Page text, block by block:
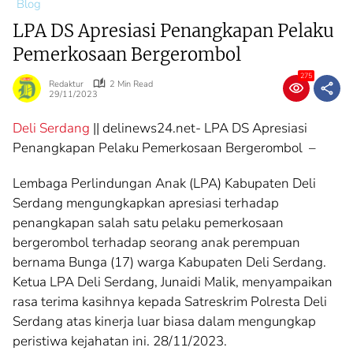
Blog
LPA DS Apresiasi Penangkapan Pelaku
Pemerkosaan Bergerombol
Redaktur
2 Min Read
29/11/2023
275
Deli Serdang || delinews24.net- LPA DS Apresiasi
Penangkapan Pelaku Pemerkosaan Bergerombol –
Lembaga Perlindungan Anak (LPA) Kabupaten Deli
Serdang mengungkapkan apresiasi terhadap
penangkapan salah satu pelaku pemerkosaan
bergerombol terhadap seorang anak perempuan
bernama Bunga (17) warga Kabupaten Deli Serdang.
Ketua LPA Deli Serdang, Junaidi Malik, menyampaikan
rasa terima kasihnya kepada Satreskrim Polresta Deli
Serdang atas kinerja luar biasa dalam mengungkap
peristiwa kejahatan ini. 28/11/2023.